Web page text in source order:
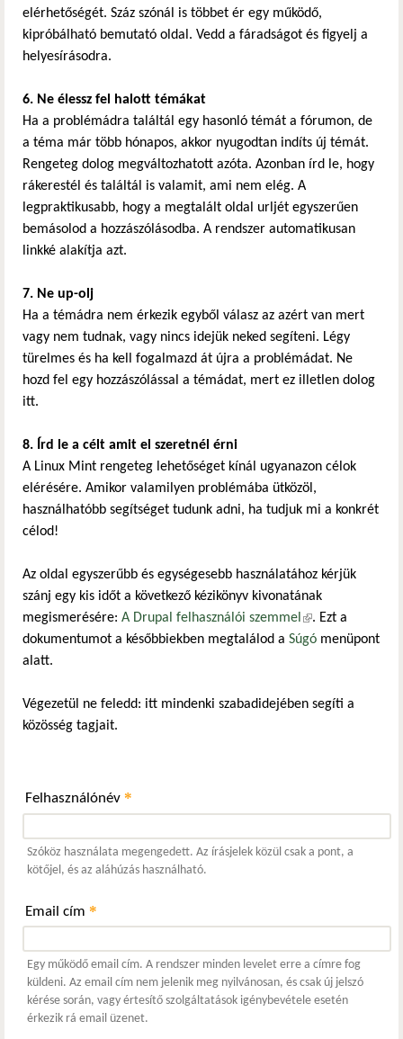
elérhetőségét. Száz szónál is többet ér egy működő,
kipróbálható bemutató oldal. Vedd a fáradságot és figyelj a
helyesírásodra.
6. Ne élessz fel halott témákat
Ha a problémádra találtál egy hasonló témát a fórumon, de
a téma már több hónapos, akkor nyugodtan indíts új témát.
Rengeteg dolog megváltozhatott azóta. Azonban írd le, hogy
rákerestél és találtál is valamit, ami nem elég. A
legpraktikusabb, hogy a megtalált oldal urljét egyszerűen
bemásolod a hozzászólásodba. A rendszer automatikusan
linkké alakítja azt.
7. Ne up-olj
Ha a témádra nem érkezik egyből válasz az azért van mert
vagy nem tudnak, vagy nincs idejük neked segíteni. Légy
türelmes és ha kell fogalmazd át újra a problémádat. Ne
hozd fel egy hozzászólással a témádat, mert ez illetlen dolog
itt.
8. Írd le a célt amit el szeretnél érni
A Linux Mint rengeteg lehetőséget kínál ugyanazon célok
elérésére. Amikor valamilyen problémába ütközöl,
használhatóbb segítséget tudunk adni, ha tudjuk mi a konkrét
célod!
Az oldal egyszerűbb és egységesebb használatához kérjük
szánj egy kis időt a következő kézikönyv kivonatának
megismerésére: A Drupal felhasználói szemmel (külső hivatkozás)
. Ezt a
dokumentumot a későbbiekben megtalálod a Súgó menüpont
alatt.
Végezetül ne feledd: itt mindenki szabadidejében segíti a
közösség tagjait.
Felhasználónév *
Szóköz használata megengedett. Az írásjelek közül csak a pont, a
kötőjel, és az aláhúzás használható.
Email cím *
Egy működő email cím. A rendszer minden levelet erre a címre fog
küldeni. Az email cím nem jelenik meg nyilvánosan, és csak új jelszó
kérése során, vagy értesítő szolgáltatások igénybevétele esetén
érkezik rá email üzenet.